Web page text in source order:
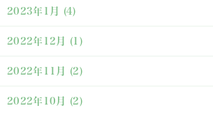
2023年1月 (4)
2022年12月 (1)
2022年11月 (2)
2022年10月 (2)